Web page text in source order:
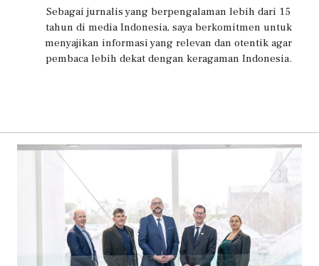
Sebagai jurnalis yang berpengalaman lebih dari 15
tahun di media Indonesia, saya berkomitmen untuk
menyajikan informasi yang relevan dan otentik agar
pembaca lebih dekat dengan keragaman Indonesia.